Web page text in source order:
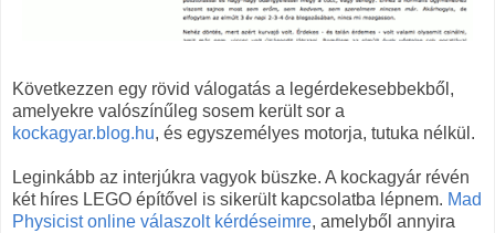
Következzen egy rövid válogatás a legérdekesebbekből,
amelyekre valószínűleg sosem került sor a
kockagyar.blog.hu, és egyszemélyes motorja, tutuka nélkül.
Leginkább az interjúkra vagyok büszke. A kockagyár révén
két híres LEGO építővel is sikerült kapcsolatba lépnem. Mad
Physicist online válaszolt kérdéseimre, amelyből annyira